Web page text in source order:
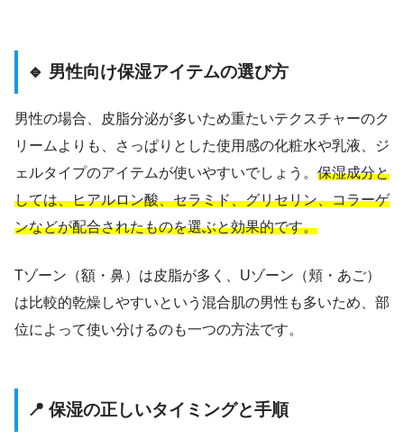
🔹 男性向け保湿アイテムの選び方
男性の場合、皮脂分泌が多いため重たいテクスチャーのク
リームよりも、さっぱりとした使用感の化粧水や乳液、ジ
ェルタイプのアイテムが使いやすいでしょう。 保湿成分と
しては、ヒアルロン酸、セラミド、グリセリン、コラーゲ
ンなどが配合されたものを選ぶと効果的です。
Tゾーン（額・鼻）は皮脂が多く、Uゾーン（頬・あご）
は比較的乾燥しやすいという混合肌の男性も多いため、部
位によって使い分けるのも一つの方法です。
📍 保湿の正しいタイミングと手順